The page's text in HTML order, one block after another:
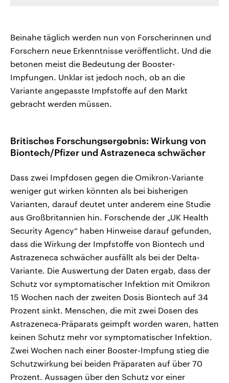
Beinahe täglich werden nun von Forscherinnen und
Forschern neue Erkenntnisse veröffentlicht. Und die
betonen meist die Bedeutung der Booster-
Impfungen. Unklar ist jedoch noch, ob an die
Variante angepasste Impfstoffe auf den Markt
gebracht werden müssen.
Britisches Forschungsergebnis: Wirkung von
Biontech/Pfizer und Astrazeneca schwächer
Dass zwei Impfdosen gegen die Omikron-Variante
weniger gut wirken könnten als bei bisherigen
Varianten, darauf deutet unter anderem eine Studie
aus Großbritannien hin. Forschende der „UK Health
Security Agency“ haben Hinweise darauf gefunden,
dass die Wirkung der Impfstoffe von Biontech und
Astrazeneca schwächer ausfällt als bei der Delta-
Variante. Die Auswertung der Daten ergab, dass der
Schutz vor symptomatischer Infektion mit Omikron
15 Wochen nach der zweiten Dosis Biontech auf 34
Prozent sinkt. Menschen, die mit zwei Dosen des
Astrazeneca-Präparats geimpft worden waren, hatten
keinen Schutz mehr vor symptomatischer Infektion.
Zwei Wochen nach einer Booster-Impfung stieg die
Schutzwirkung bei beiden Präparaten auf über 70
Prozent. Aussagen über den Schutz vor einer